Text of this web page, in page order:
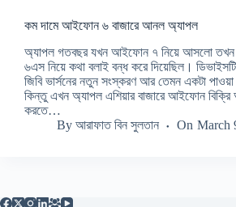
কম দামে আইফোন ৬ বাজারে আনল অ্যাপল
অ্যাপল গতবছর যখন আইফোন ৭ নিয়ে আসলো
৬এস নিয়ে কথা বলাই বন্ধ করে দিয়েছিল।
জিবি ভার্সনের নতুন সংস্করণ আর তেমন একটা পাওয়া
কিন্তু এখন অ্যাপল এশিয়ার বাজারে আইফোন বিক্রি
করতে…
By আরাফাত বিন সুলতান On March